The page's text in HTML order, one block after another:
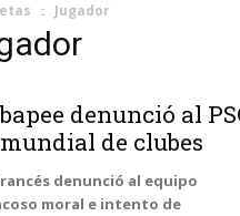
Jugador
denunció al
de clubes
denunció al equipo
moral e intento de